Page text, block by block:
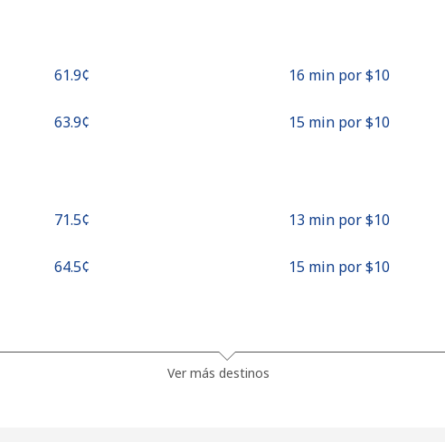
⁦61.9¢⁩ 16 min por ⁦$10⁩
⁦63.9¢⁩ 15 min por ⁦$10⁩
⁦71.5¢⁩ 13 min por ⁦$10⁩
⁦64.5¢⁩ 15 min por ⁦$10⁩
Ver más destinos